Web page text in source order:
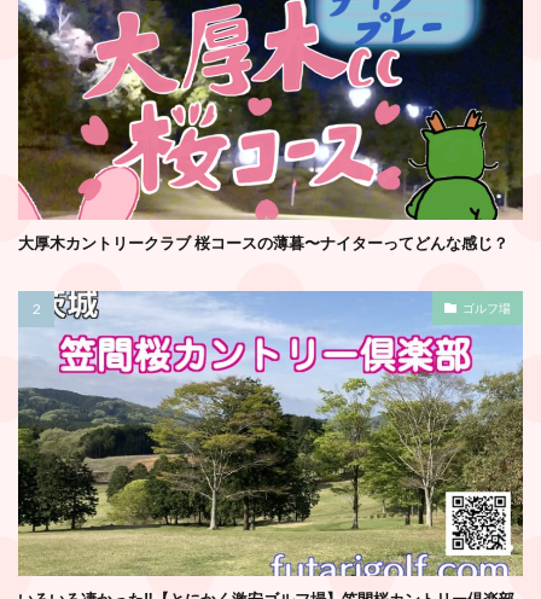
大厚木カントリークラブ 桜コースの薄暮〜ナイターってどんな感じ？
ゴルフ場